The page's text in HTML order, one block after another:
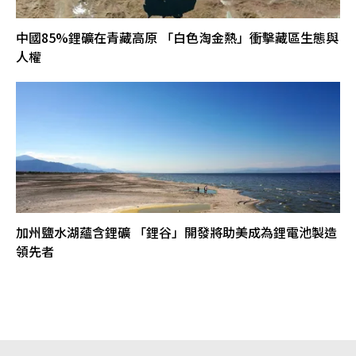
中國85%鋰礦在青藏高原 「白色淘金熱」衝擊藏區生態與
人權
加州鹽水湖蘊含鋰礦 「鋰谷」開發將助美成為鋰電池製造
領先者